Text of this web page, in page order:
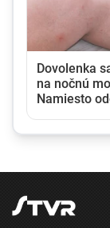
Dovolenka
na nočnú
Namiesto